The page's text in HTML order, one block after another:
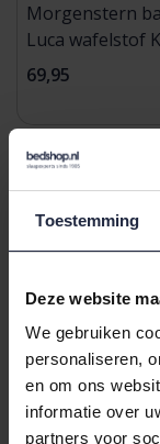
Toestemming
Deze website
We gebruiken
personaliseren,
en om ons
informatie over
partners voor
Morgenstern
Luca wafelstof
120cm Olijf
69,95
Morgenstern
damesbadjas